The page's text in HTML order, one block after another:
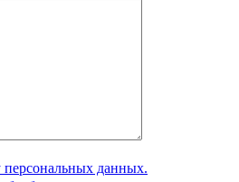
персональных данных.